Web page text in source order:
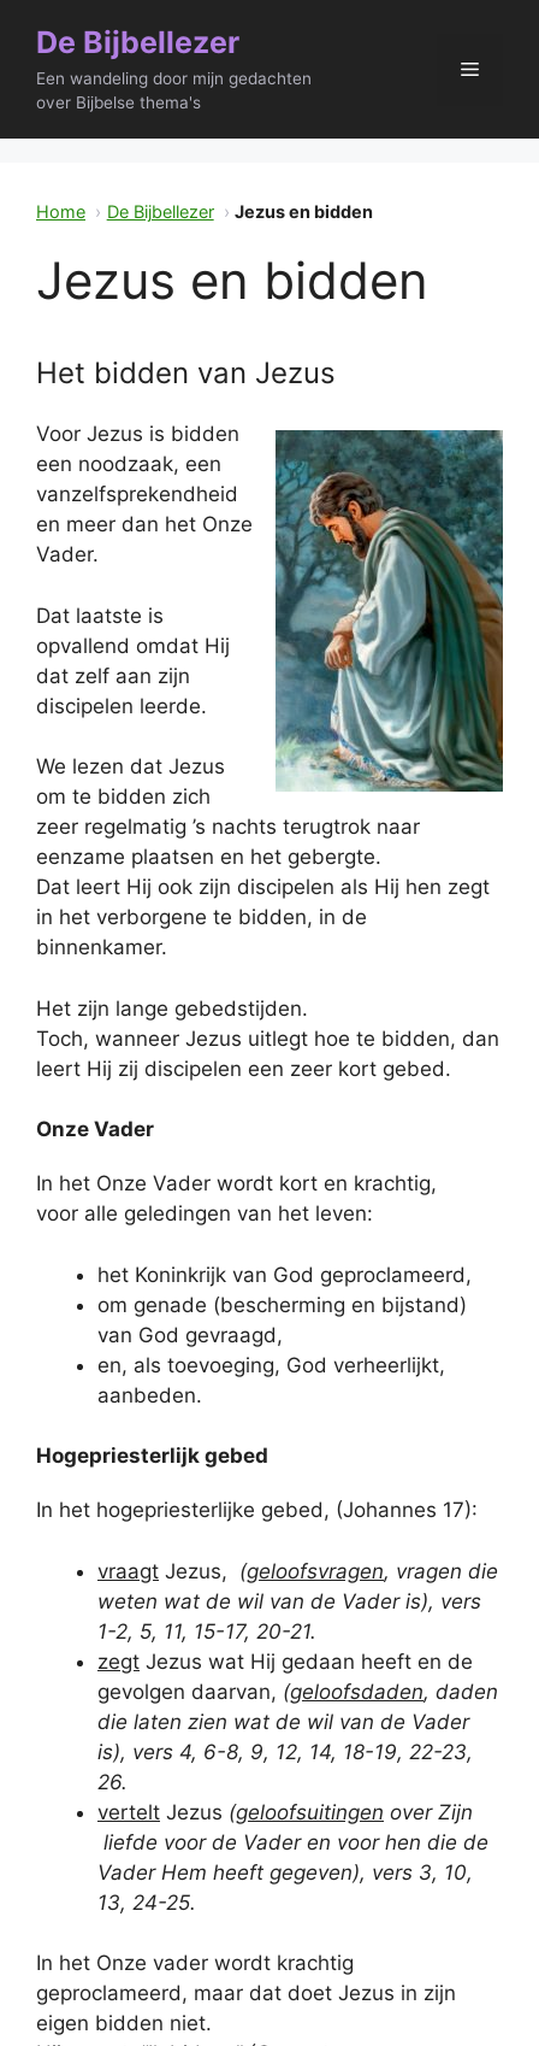
inhoud
De Bijbellezer
Een wandeling door mijn gedachten
over Bijbelse thema's
Menu
Home De Bijbellezer Jezus en bidden
Jezus en bidden
Het bidden van Jezus
Voor Jezus is bidden
een noodzaak, een
vanzelfsprekendheid
en meer dan het Onze
Vader.
Dat laatste is
opvallend omdat Hij
dat zelf aan zijn
discipelen leerde.
We lezen dat Jezus
om te bidden zich
zeer regelmatig ’s nachts terugtrok naar
eenzame plaatsen en het gebergte.
Dat leert Hij ook zijn discipelen als Hij hen zegt
in het verborgene te bidden, in de
binnenkamer.
Het zijn lange gebedstijden.
Toch, wanneer Jezus uitlegt hoe te bidden, dan
leert Hij zij discipelen een zeer kort gebed.
Onze Vader
In het Onze Vader wordt kort en krachtig,
voor alle geledingen van het leven:
het Koninkrijk van God geproclameerd,
om genade (bescherming en bijstand)
van God gevraagd,
en, als toevoeging, God verheerlijkt,
aanbeden.
Hogepriesterlijk gebed
In het hogepriesterlijke gebed, (Johannes 17):
vraagt Jezus, (geloofsvragen, vragen die
weten wat de wil van de Vader is), vers
1-2, 5, 11, 15-17, 20-21.
zegt Jezus wat Hij gedaan heeft en de
gevolgen daarvan, (geloofsdaden, daden
die laten zien wat de wil van de Vader
is), vers 4, 6-8, 9, 12, 14, 18-19, 22-23,
26.
vertelt Jezus (geloofsuitingen over Zijn
liefde voor de Vader en voor hen die de
Vader Hem heeft gegeven), vers 3, 10,
13, 24-25.
In het Onze vader wordt krachtig
geproclameerd, maar dat doet Jezus in zijn
eigen bidden niet.